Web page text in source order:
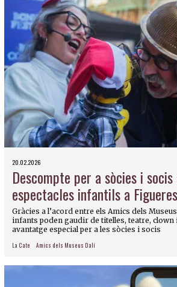
20.02.2026
Descompte per a sòcies i
espectacles infantils a Figueres
Gràcies a l’acord entre els Amics dels
infants poden gaudir de titelles, teatre, clown
avantatge especial per a les sòcies i socis
La Cate Amics dels Museus Dalí